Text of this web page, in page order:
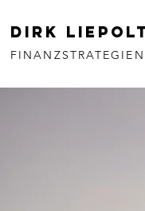
Dirk
FINANZSTRATEGIEN